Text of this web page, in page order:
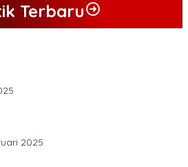
Terbaru
2025